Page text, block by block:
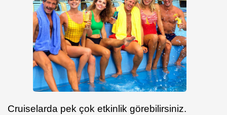
Cruiselarda pek çok etkinlik görebilirsiniz.